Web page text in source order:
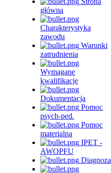
główna
Charakterystyka
zawodu
Warunki
zatrudnienia
Wymagane
kwalifikacje
Dokumentacja
Pomoc
psych-ped.
Pomoc
materialna
IPET -
AWOPFU
Diagnoza